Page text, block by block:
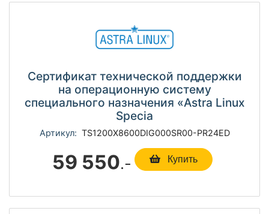
Сертификат технической поддержки
на операционную систему
специального назначения «Astra Linux
Specia
Артикул: TS1200Х8600DIG000SR00-PR24ED
59 550.- Купить